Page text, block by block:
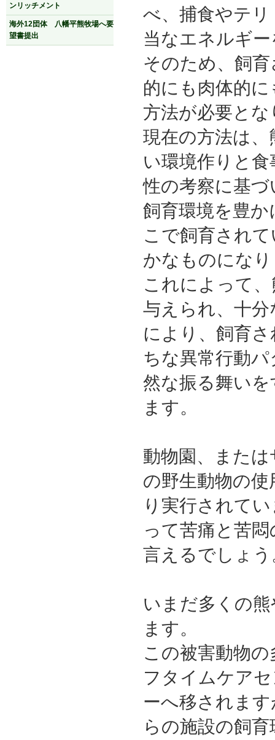
べ、捕食やテ
当なエネルギ
そのため、飼
的にも肉体的
方法が必要と
現在の方法は
い環境作りと
性の考察に基
飼育環境を豊
こで飼育され
かなものにな
これによって
与えられ、十
により、飼育
ちな異常行動
然な振る舞い
ます。
動物園、また
の野生動物の
り実行されて
って苦痛と苦
言えるでしょう
いまだ多くの
ます。
この被害動物
フタイムケア
ーへ移されま
らの施設の飼
ンリッチメント
海外12団体 八幡平熊牧場へ要
望書提出